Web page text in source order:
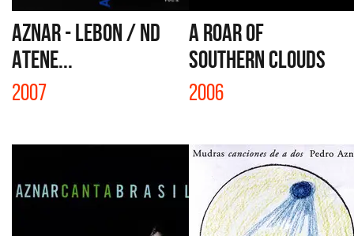
AZNAR - LEBON / ND
ATENE...
2007
A ROAR OF
SOUTHERN CLOUDS
2006